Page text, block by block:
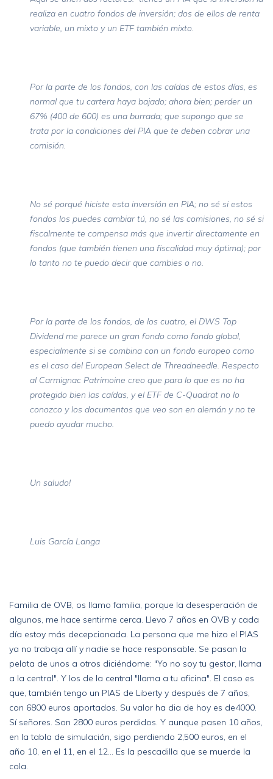
realiza en cuatro fondos de inversión; dos de ellos de renta
variable, un mixto y un ETF también mixto.
Por la parte de los fondos, con las caídas de estos días, es
normal que tu cartera haya bajado; ahora bien; perder un
67% (400 de 600) es una burrada; que supongo que se
trata por la condiciones del PIA que te deben cobrar una
comisión.
No sé porqué hiciste esta inversión en PIA; no sé si estos
fondos los puedes cambiar tú, no sé las comisiones, no sé si
fiscalmente te compensa más que invertir directamente en
fondos (que también tienen una fiscalidad muy óptima); por
lo tanto no te puedo decir que cambies o no.
Por la parte de los fondos, de los cuatro, el DWS Top
Dividend me parece un gran fondo como fondo global,
especialmente si se combina con un fondo europeo como
es el caso del European Select de Threadneedle. Respecto
al Carmignac Patrimoine creo que para lo que es no ha
protegido bien las caídas, y el ETF de C-Quadrat no lo
conozco y los documentos que veo son en alemán y no te
puedo ayudar mucho.
Un saludo!
Luis García Langa
Familia de OVB, os llamo familia, porque la desesperación de
algunos, me hace sentirme cerca. Llevo 7 años en OVB y cada
día estoy más decepcionada. La persona que me hizo el PIAS
ya no trabaja allí y nadie se hace responsable. Se pasan la
pelota de unos a otros diciéndome: "Yo no soy tu gestor, llama
a la central". Y los de la central "llama a tu oficina". El caso es
que, también tengo un PIAS de Liberty y después de 7 años,
con 6800 euros aportados. Su valor ha dia de hoy es de4000.
Sí señores. Son 2800 euros perdidos. Y aunque pasen 10 años,
en la tabla de simulación, sigo perdiendo 2,500 euros, en el
año 10, en el 11, en el 12... Es la pescadilla que se muerde la
cola.